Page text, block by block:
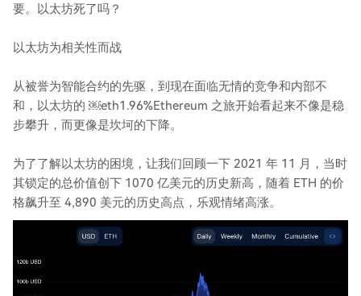
要。以太坊死了吗？
以太坊为相关性而战
从被誉为智能合约的先驱，到现在面临无情的竞争和内部不
和，以太坊的 ￼eth1.96%Ethereum 之旅开始看起来不像是稳
步攀升，而更像是坎坷的下降。
为了了解以太坊的困境，让我们回顾一下 2021 年 11 月，当时
其锁定的总价值创下 1070 亿美元的历史新高，随着 ETH 的价
格飙升至 4,890 美元的历史高点，乐观情绪高涨。